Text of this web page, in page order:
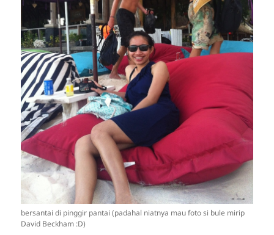
bersantai di pinggir pantai (padahal niatnya mau foto si bule mirip
David Beckham :D)